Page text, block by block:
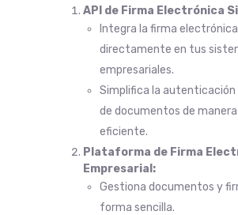
API de Firma Electrónica
Integra la firma electrónica
directamente en tus
empresariales.
Simplifica la autenticación
de documentos de
eficiente.
Plataforma de Firma
Empresarial:
Gestiona documentos y
forma sencilla.